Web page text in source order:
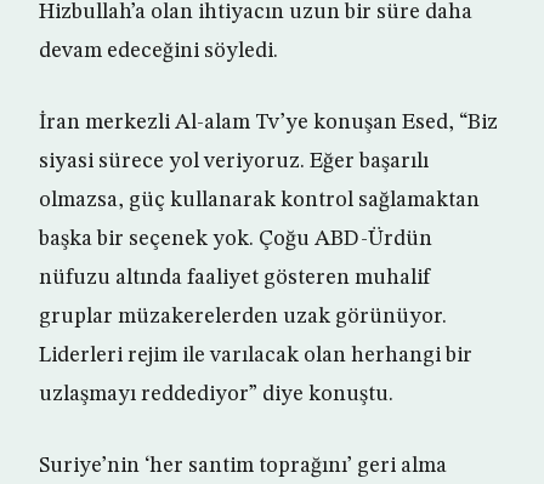
Hizbullah’a olan ihtiyacın uzun bir süre daha
devam edeceğini söyledi.
İran merkezli Al-alam Tv’ye konuşan Esed, “Biz
siyasi sürece yol veriyoruz. Eğer başarılı
olmazsa, güç kullanarak kontrol sağlamaktan
başka bir seçenek yok. Çoğu ABD-Ürdün
nüfuzu altında faaliyet gösteren muhalif
gruplar müzakerelerden uzak görünüyor.
Liderleri rejim ile varılacak olan herhangi bir
uzlaşmayı reddediyor” diye konuştu.
Suriye’nin ‘her santim toprağını’ geri alma